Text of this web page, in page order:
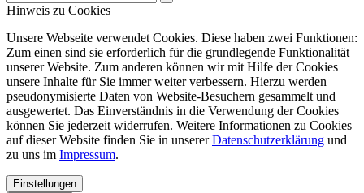
Hinweis zu Cookies
Unsere Webseite verwendet Cookies. Diese haben zwei Funktionen:
Zum einen sind sie erforderlich für die grundlegende Funktionalität
unserer Website. Zum anderen können wir mit Hilfe der Cookies
unsere Inhalte für Sie immer weiter verbessern. Hierzu werden
pseudonymisierte Daten von Website-Besuchern gesammelt und
ausgewertet. Das Einverständnis in die Verwendung der Cookies
können Sie jederzeit widerrufen. Weitere Informationen zu Cookies
auf dieser Website finden Sie in unsererDatenschutzerklärung und
zu uns im Impressum.
Einstellungen